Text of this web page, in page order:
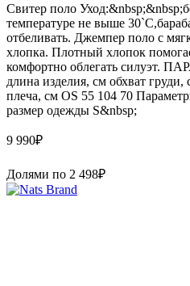
Свитер поло
температуре не выше
отбеливать. Джемпер поло с
хлопка. Плотный хлопок
комфортно облегать силуэт.
длина изделия, см обхват
плеча, см OS 55 104 70
размер одежды S&nbsp;
9 990₽
Долями по 2 498₽